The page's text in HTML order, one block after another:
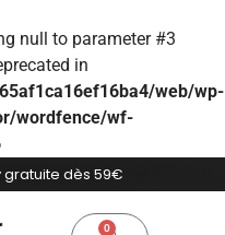
null to parameter #3
in
web/wp-
wordfence/wf-
gratuite dès 59€
0